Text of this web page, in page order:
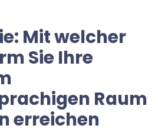
Mit welcher
Sie Ihre
Raum
erreichen